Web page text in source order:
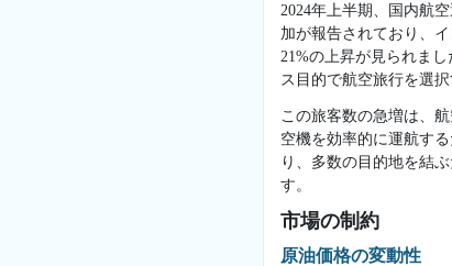
2024年上半期、国内航
加が報告されており、
21%の上昇が見られま
ス目的で航空旅行を選
この旅客数の急増は、
空機を効率的に運航す
り、多数の目的地を結
す。
市場の制約
原油価格の変動性